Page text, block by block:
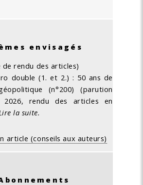
envisagés
rendu des articles)
double (1. et 2.) : 50 ans de
(n°200) (parution
2026, rendu des articles en
la suite.
article (conseils aux auteurs)